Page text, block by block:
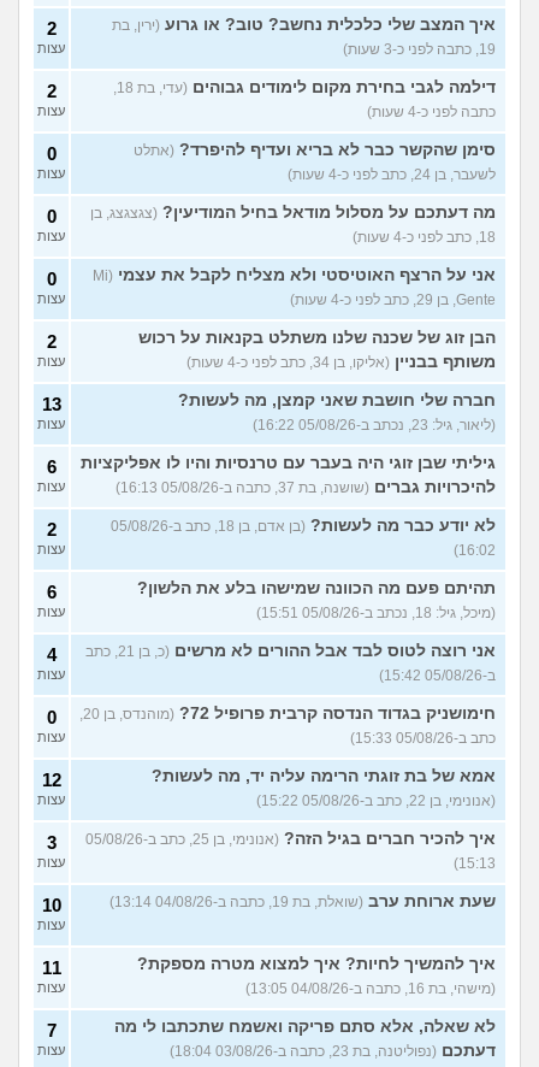
בעיות ביני לבית הזוג, מה
לעשות?
6
לא משלמת בדייטים 9
עצות
יוצאת איתו היום לדייט ראשון
(אנונימית, בת 18)
3
עצות
עוד שאלות חדשות במדור
איך המצב שלי כלכלית נחשב? טוב? או גרוע (ירין, בת
19, כתבה לפני כ-3 שעות)
2
עצות
דילמה לגבי בחירת מקום לימודים גבוהים
(עדי, בת 18,
כתבה לפני כ-4 שעות)
2
עצות
סימן שהקשר כבר לא בריא ועדיף להיפרד? (אתלט
לשעבר, בן 24, כתב לפני כ-4 שעות)
0
עצות
מה דעתכם על מסלול מודאל בחיל המודיעין? (צגצגצג, בן
18, כתב לפני כ-4 שעות)
0
עצות
אני על הרצף האוטיסטי ולא מצליח לקבל את עצמי
(Mi
Gente, בן 29, כתב לפני כ-4 שעות)
0
עצות
הבן זוג של שכנה שלנו משתלט בקנאות על רכוש
משותף בבניין (אליקו, בן 34, כתב לפני כ-4 שעות)
2
עצות
חברה שלי חושבת שאני קמצן, מה לעשות?
(ליאור, גיל: 23, נכתב ב-05/08/26 16:22)
13
עצות
גיליתי שבן זוגי היה בעבר עם טרנסיות והיו לו אפליקציות
להיכרויות גברים (שושנה, בת 37, כתבה ב-05/08/26 16:13)
6
עצות
לא יודע כבר מה לעשות?
(בן אדם, בן 18, כתב ב-05/08/26
16:02)
2
עצות
תהיתם פעם מה הכוונה שמישהו בלע את הלשון?
(מיכל, גיל: 18, נכתב ב-05/08/26 15:51)
6
עצות
אני רוצה לטוס לבד אבל ההורים לא מרשים
(כ, בן 21, כתב
ב-05/08/26 15:42)
4
עצות
חימושניק בגדוד הנדסה קרבית פרופיל 72?
(מוהנדס, בן 20,
כתב ב-05/08/26 15:33)
0
עצות
אמא של בת זוגתי הרימה עליה יד, מה לעשות?
(אנונימי, בן 22, כתב ב-05/08/26 15:22)
12
עצות
איך להכיר חברים בגיל הזה?
(אנונימי, בן 25, כתב ב-05/08/26
15:13)
3
עצות
שעת ארוחת ערב (שואלת, בת 19, כתבה ב-04/08/26 13:14) 10
עצות
איך להמשיך לחיות? איך למצוא מטרה מספקת?
(מישהי, בת 16, כתבה ב-04/08/26 13:05)
11
עצות
לא שאלה, אלא סתם פריקה ואשמח שתכתבו לי מה
דעתכם (נפוליטנה, בת 23, כתבה ב-03/08/26 18:04)
7
עצות